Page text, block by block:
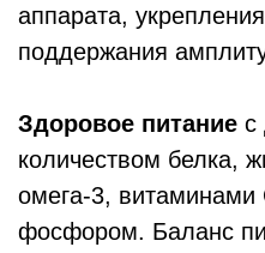
аппарата,
поддержания
Здоровое питание с
количеством белка,
омега-3, витаминами
фосфором. Баланс